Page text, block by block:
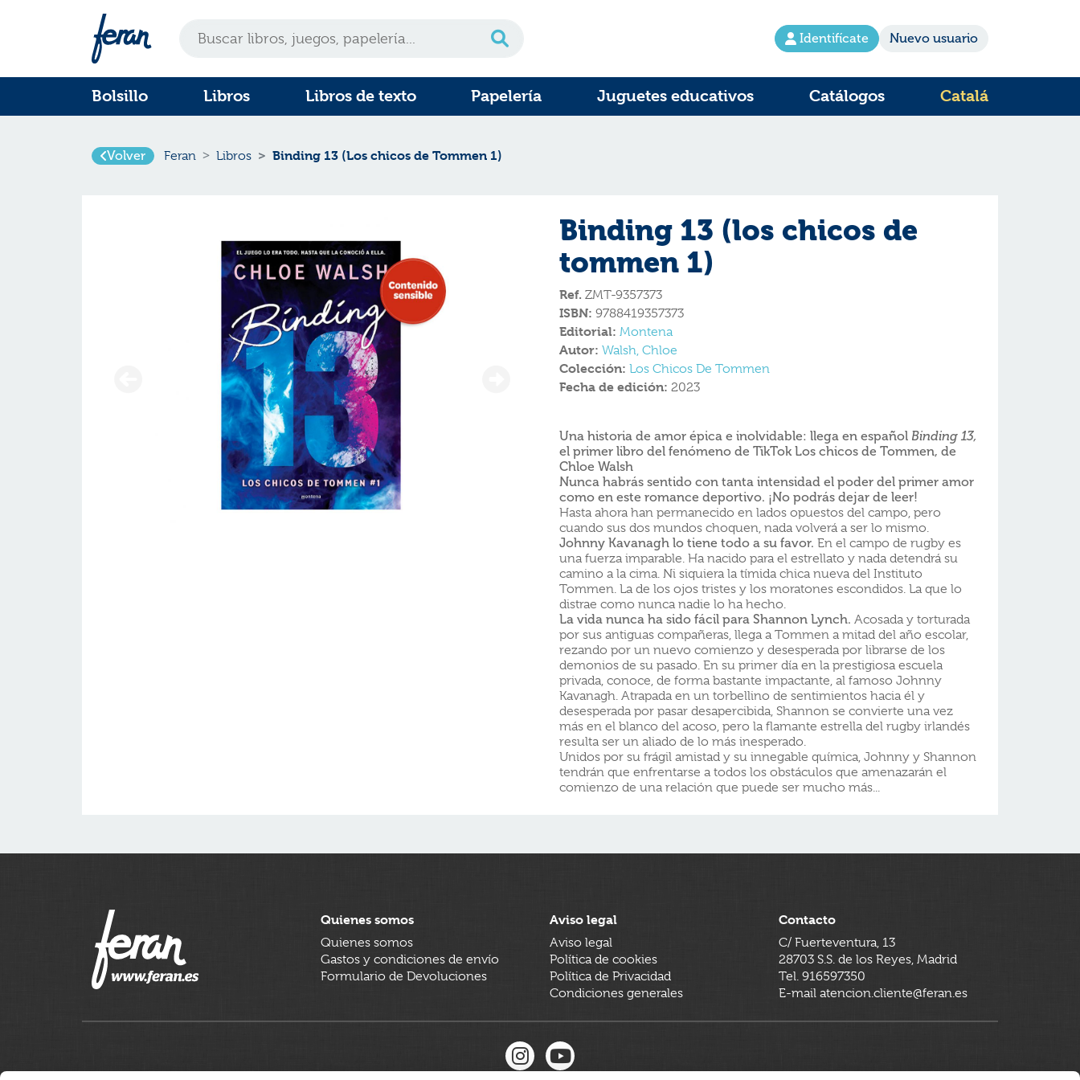
Identifícate Nuevo usuario
Bolsillo Libros Libros de texto Papelería Juguetes educativos Catálogos Catalá
Volver Feran Libros Binding 13 (Los chicos de Tommen 1)
Binding 13 (los chicos de
tommen 1)
Ref. ZMT-9357373
ISBN: 9788419357373
Editorial: Montena
Autor: Walsh, Chloe
Colección: Los Chicos De Tommen
Fecha de edición: 2023
Una historia de amor épica e inolvidable: llega en español Binding 13,
el primer libro del fenómeno de TikTok Los chicos de Tommen, de
Chloe Walsh
Nunca habrás sentido con tanta intensidad el poder del primer amor
como en este romance deportivo. ¡No podrás dejar de leer!
Hasta ahora han permanecido en lados opuestos del campo, pero
cuando sus dos mundos choquen, nada volverá a ser lo mismo.
Johnny Kavanagh lo tiene todo a su favor. En el campo de rugby es
una fuerza imparable. Ha nacido para el estrellato y nada detendrá su
camino a la cima. Ni siquiera la tímida chica nueva del Instituto
Tommen. La de los ojos tristes y los moratones escondidos. La que lo
distrae como nunca nadie lo ha hecho.
La vida nunca ha sido fácil para Shannon Lynch. Acosada y torturada
por sus antiguas compañeras, llega a Tommen a mitad del año escolar,
rezando por un nuevo comienzo y desesperada por librarse de los
demonios de su pasado. En su primer día en la prestigiosa escuela
privada, conoce, de forma bastante impactante, al famoso Johnny
Kavanagh. Atrapada en un torbellino de sentimientos hacia él y
desesperada por pasar desapercibida, Shannon se convierte una vez
más en el blanco del acoso, pero la flamante estrella del rugby irlandés
resulta ser un aliado de lo más inesperado.
Unidos por su frágil amistad y su innegable química, Johnny y Shannon
tendrán que enfrentarse a todos los obstáculos que amenazarán el
comienzo de una relación que puede ser mucho más...
Quienes somos
Quienes somos
Gastos y condiciones de envío
Formulario de Devoluciones
Aviso legal
Aviso legal
Política de cookies
Política de Privacidad
Condiciones generales
Contacto
C/ Fuerteventura, 13
28703 S.S. de los Reyes, Madrid
Tel. 916597350
E-mail atencion.cliente@feran.es